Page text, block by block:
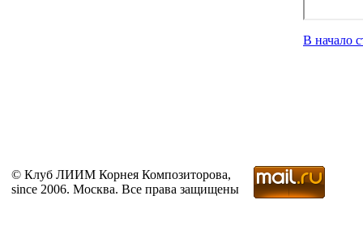
В начало
© Клуб ЛИИМ Корнея Композиторова,
since 2006. Москва. Все права защищены